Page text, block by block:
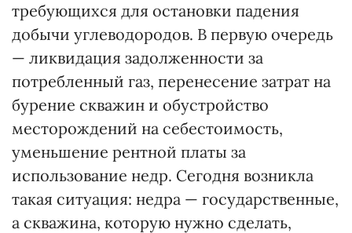
требующихся для остановки падения
добычи углеводородов. В первую очередь
— ликвидация задолженности за
потребленный газ, перенесение затрат на
бурение скважин и обустройство
месторождений на себестоимость,
уменьшение рентной платы за
использование недр. Сегодня возникла
такая ситуация: недра — государственные,
а скважина, которую нужно сделать,